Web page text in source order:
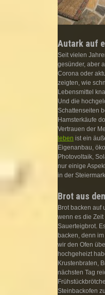
Autark auf
Seit vielen
gesünder, aber
Corona oder
zeigten, wie
Lebensmittel
Und die
Schattenseiten
Hamsterkäufe
Vertrauen der
leben ist ein
Eigenanbau,
Photovoltaik,
nur einige
in der
Brot aus
Brot backen auf
wenn es die
Sauerteigbrot.
backen, denn
wir den Ofen
hochgeheizt
Krustenbraten,
nächsten Tag
Steinbackofen